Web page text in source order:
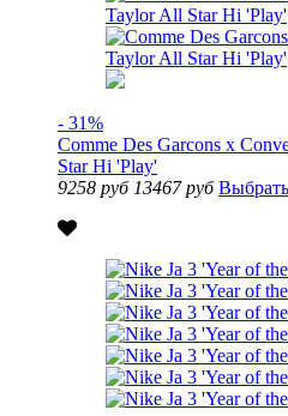
- 31%
Comme Des Garcons x
Star Hi 'Play'
9258 руб 13467 руб Выбрать